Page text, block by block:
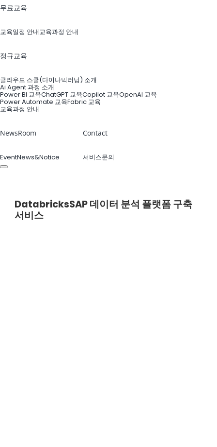
무료교육
교육일정 안내교육과정 안내
정규교육
클라우드 스쿨(다이나믹러닝) 소개
Ai Agent 과정 소개
Power BI 교육ChatGPT 교육Copilot 교육OpenAI 교육
Power Automate 교육Fabric 교육
교육과정 안내
NewsRoom
EventNews&Notice
Contact
서비스문의
DatabricksSAP 데이터 분석 플랫폼 구축
서비스